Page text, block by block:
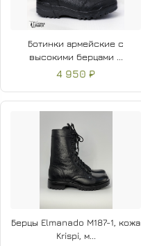
Ботинки армейские с
высокими берцами ...
4 950 ₽
Берцы Elmanado M187-1, кожа
Krispi, м...